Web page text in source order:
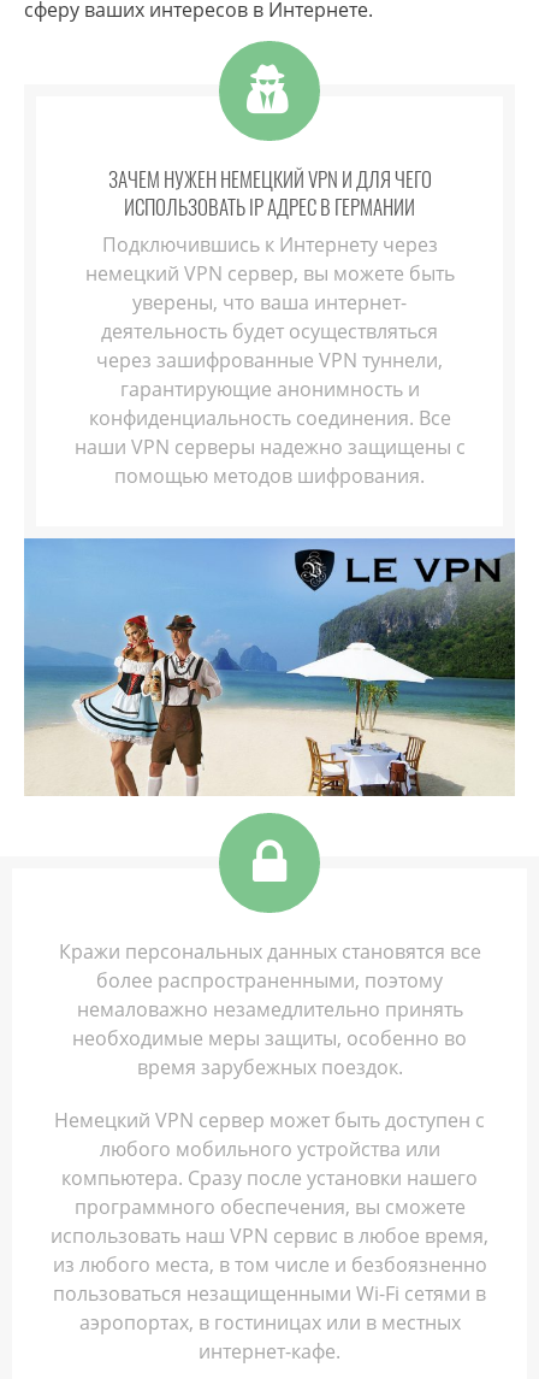
сферу ваших интересов в Интернете.
ЗАЧЕМ НУЖЕН НЕМЕЦКИЙ VPN И ДЛЯ ЧЕГО
ИСПОЛЬЗОВАТЬ IP АДРЕС В ГЕРМАНИИ
Подключившись к Интернету через
немецкий VPN сервер, вы можете быть
уверены, что ваша интернет-
деятельность будет осуществляться
через зашифрованные VPN туннели,
гарантирующие анонимность и
конфиденциальность соединения. Все
наши VPN серверы надежно защищены с
помощью методов шифрования.
Кражи персональных данных становятся все
более распространенными, поэтому
немаловажно незамедлительно принять
необходимые меры защиты, особенно во
время зарубежных поездок.
Немецкий VPN сервер может быть доступен с
любого мобильного устройства или
компьютера. Сразу после установки нашего
программного обеспечения, вы сможете
использовать наш VPN сервис в любое время,
из любого места, в том числе и безбоязненно
пользоваться незащищенными Wi-Fi сетями в
аэропортах, в гостиницах или в местных
интернет-кафе.